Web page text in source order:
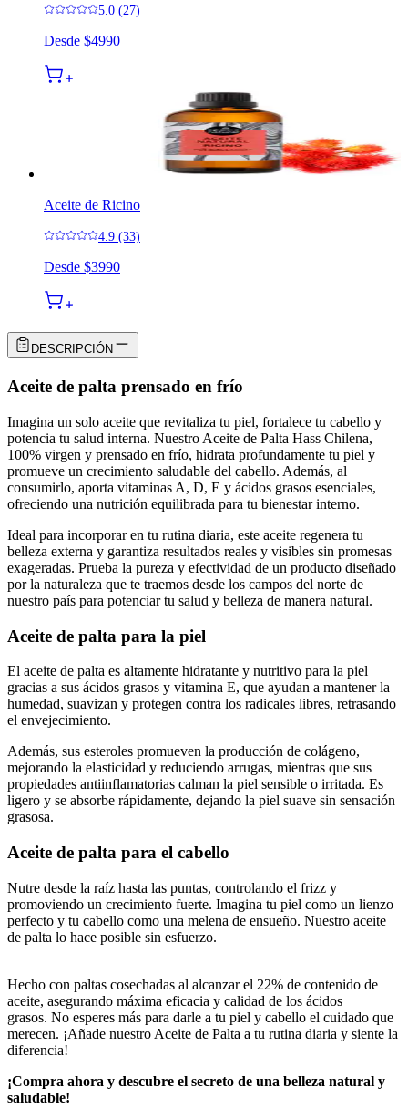
5.0 (27)
Desde $4990
Aceite de Ricino
4.9 (33)
Desde $3990
DESCRIPCIÓN
Aceite de palta prensado en frío
Imagina un solo aceite que revitaliza tu piel, fortalece tu cabello y
potencia tu salud interna. Nuestro Aceite de Palta Hass Chilena,
100% virgen y prensado en frío, hidrata profundamente tu piel y
promueve un crecimiento saludable del cabello. Además, al
consumirlo, aporta vitaminas A, D, E y ácidos grasos esenciales,
ofreciendo una nutrición equilibrada para tu bienestar interno.
Ideal para incorporar en tu rutina diaria, este aceite regenera tu
belleza externa y garantiza resultados reales y visibles sin promesas
exageradas. Prueba la pureza y efectividad de un producto diseñado
por la naturaleza que te traemos desde los campos del norte de
nuestro país para potenciar tu salud y belleza de manera natural.
Aceite de palta para la piel
El aceite de palta es altamente hidratante y nutritivo para la piel
gracias a sus ácidos grasos y vitamina E, que ayudan a mantener la
humedad, suavizan y protegen contra los radicales libres, retrasando
el envejecimiento.
Además, sus esteroles promueven la producción de colágeno,
mejorando la elasticidad y reduciendo arrugas, mientras que sus
propiedades antiinflamatorias calman la piel sensible o irritada. Es
ligero y se absorbe rápidamente, dejando la piel suave sin sensación
grasosa.
Aceite de palta para el cabello
Nutre desde la raíz hasta las puntas, controlando el frizz y
promoviendo un crecimiento fuerte. Imagina tu piel como un lienzo
perfecto y tu cabello como una melena de ensueño. Nuestro aceite
de palta lo hace posible sin esfuerzo.
Hecho con paltas cosechadas al alcanzar el 22% de contenido de
aceite, asegurando máxima eficacia y calidad de los ácidos
grasos. No esperes más para darle a tu piel y cabello el cuidado que
merecen. ¡Añade nuestro Aceite de Palta a tu rutina diaria y siente la
diferencia!
¡Compra ahora y descubre el secreto de una belleza natural y
saludable!